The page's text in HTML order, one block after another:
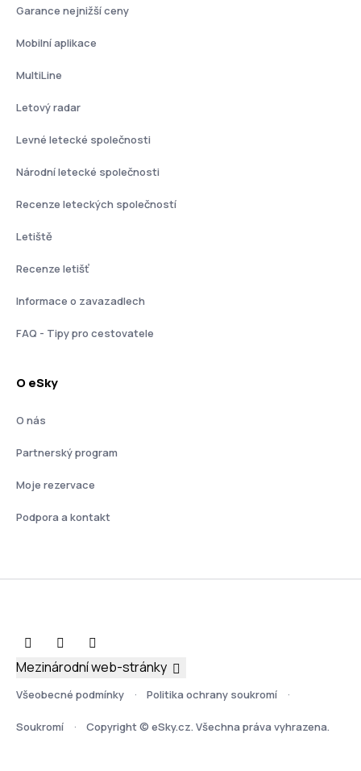
Garance nejnižší ceny
Mobilní aplikace
MultiLine
Letový radar
Levné letecké společnosti
Národní letecké společnosti
Recenze leteckých společností
Letiště
Recenze letišť
Informace o zavazadlech
FAQ - Tipy pro cestovatele
O eSky
O nás
Partnerský program
Moje rezervace
Podpora a kontakt
Všeobecné podmínky Politika ochrany soukromí
Soukromí Copyright © eSky.cz. Všechna práva vyhrazena.
Mezinárodní web-stránky